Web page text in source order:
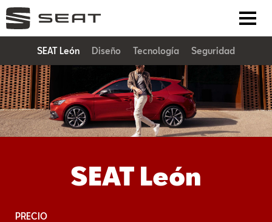
SEAT León Diseño Tecnología Seguridad
SEAT León
PRECIO